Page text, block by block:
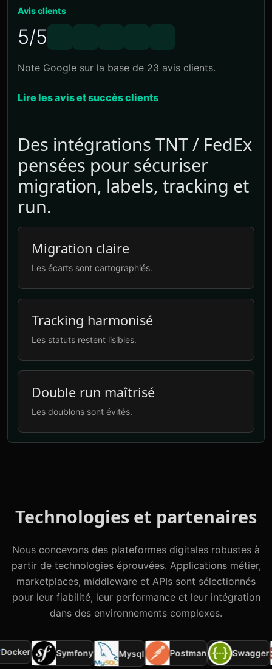
Avis clients
5/5
Note Google sur la base de 23 avis clients.
Lire les avis et succès clients
Des intégrations TNT / FedEx
pensées pour sécuriser
migration, labels, tracking et
run.
Migration claire
Les écarts sont cartographiés.
Tracking harmonisé
Les statuts restent lisibles.
Double run maîtrisé
Les doublons sont évités.
Technologies et partenaires
Nous concevons des plateformes digitales robustes à
partir de technologies éprouvées. Applications métier,
marketplaces, middleware et APIs sont sélectionnés
pour leur fiabilité, leur performance et leur intégration
dans des environnements complexes.
Symfony Mysql Postman Swagger